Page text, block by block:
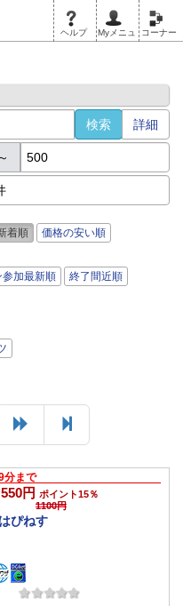
ヘルプ Myメニュ コーナー
詳細
～
着順
価格の安い順
参加最新順
終了間近順
分まで
550円 ポイント15％
1100円
ぴねす